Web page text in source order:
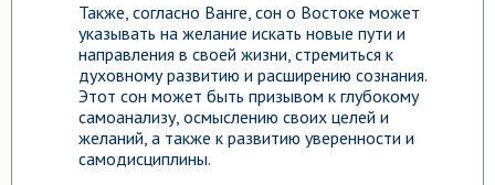
Также, согласно Ванге, сон о Востоке может
указывать на желание искать новые пути и
направления в своей жизни, стремиться к
духовному развитию и расширению сознания.
Этот сон может быть призывом к глубокому
самоанализу, осмыслению своих целей и
желаний, а также к развитию уверенности и
самодисциплины.